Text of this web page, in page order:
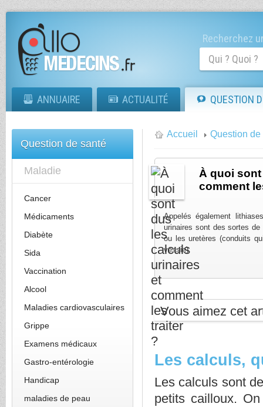
Recherchez
ANNUAIRE ACTUALITÉ QUESTION
Question de santé
Maladie
Cancer
Médicaments
Diabète
Sida
Vaccination
Alcool
Maladies cardiovasculaires
Grippe
Examens médicaux
Gastro-entérologie
Handicap
maladies de peau
Accueil Question de
À quoi
comment
Appelés également
urinaires sont des sortes
ou les uretères (conduits
vessie).
Vous aimez cet
Les calculs,
Les calculs sont
petits cailloux.